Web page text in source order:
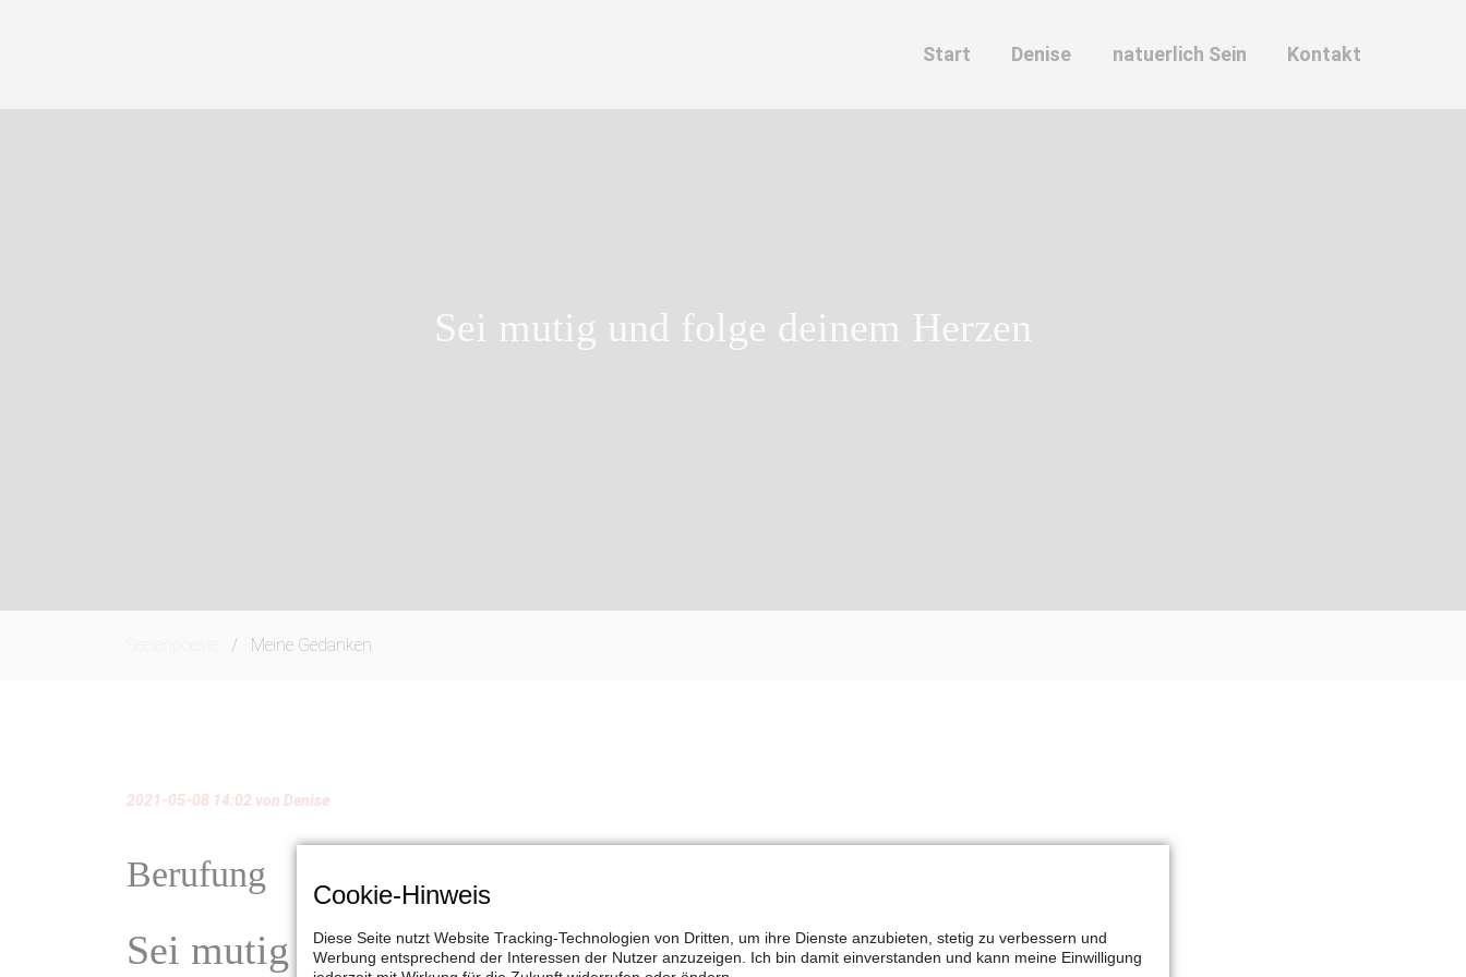
Start Denise natuerlich Sein Kontakt
Sei mutig und folge deinem Herzen
Meine Gedanken
2021-05-08 14:02 von Denise
Berufung
Sei mutig und folge deinem Herzen
Cookie-Hinweis
Diese Seite nutzt Website Tracking-Technologien von Dritten, um ihre Dienste anzubieten, stetig zu verbessern und
Werbung entsprechend der Interessen der Nutzer anzuzeigen. Ich bin damit einverstanden und kann meine Einwilligung